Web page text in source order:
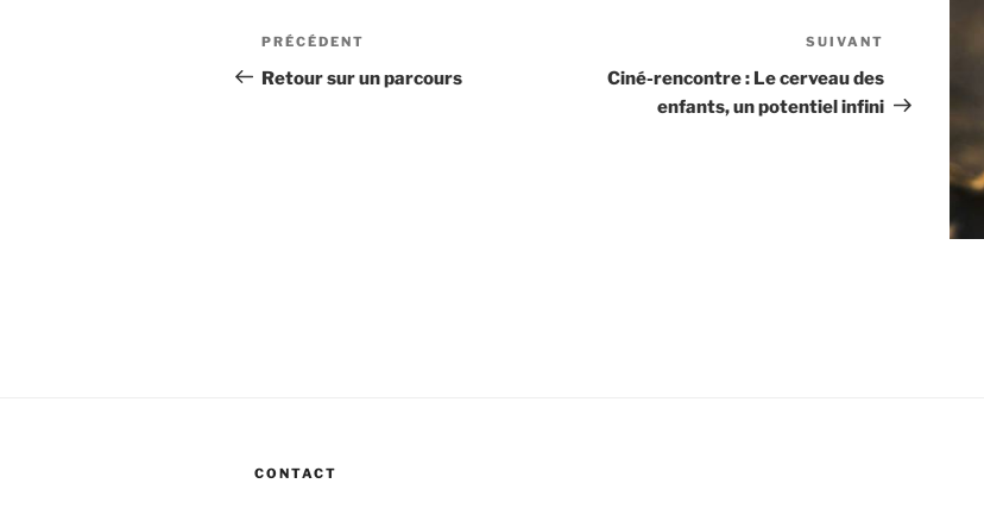
Navigation
de
Article
précédent
PRÉCÉDENT
Retour sur un parcours
suivant
SUIVANT
Ciné-rencontre : Le cerveau des
enfants, un potentiel infini
CONTACT